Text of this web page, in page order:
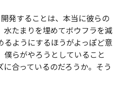
発することは、本当に彼らの
水たまりを埋めてボウフラを減
るようにするほうがよっぽど意
僕らがやろうとしていること
合っているのだろうか。そう